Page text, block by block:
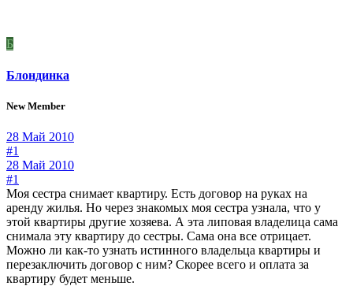
Б
Блондинка
New Member
28 Май 2010
#1
28 Май 2010
#1
Моя сестра снимает квартиру. Есть договор на руках на
аренду жилья. Но через знакомых моя сестра узнала, что у
этой квартиры другие хозяева. А эта липовая владелица сама
снимала эту квартиру до сестры. Сама она все отрицает.
Можно ли как-то узнать истинного владельца квартиры и
перезаключить договор с ним? Скорее всего и оплата за
квартиру будет меньше.